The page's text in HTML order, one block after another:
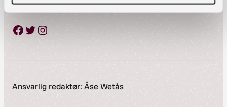
Sosiale medier
Facebook Twitter Instagram
Ansvarlig redaktør: Åse Wetås